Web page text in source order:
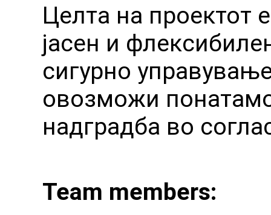
Целта на проектот
јасен и
сигурно
овозможи
надградба во
Team members: